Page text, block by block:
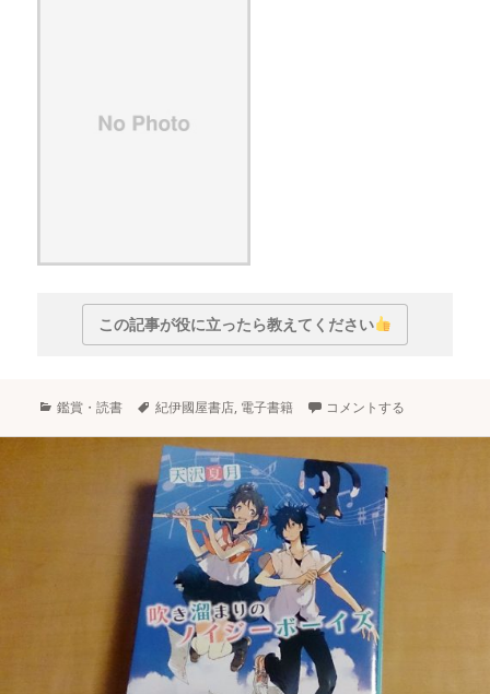
この記事が役に立ったら教えてください
カ
鑑賞・読書
タ
紀伊國屋書店, 電子書籍 コメントする